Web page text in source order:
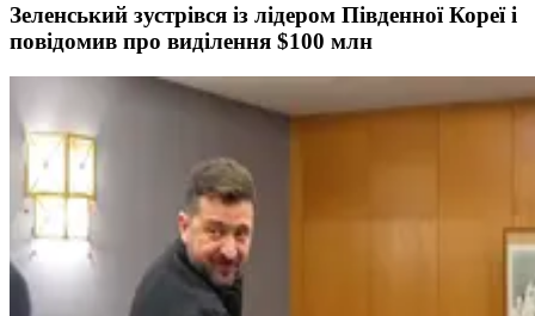
Зеленський зустрівся із лідером Південної Кореї і
повідомив про виділення $100 млн